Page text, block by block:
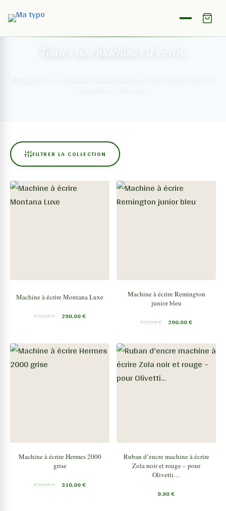
Toutes nos machines
FILTRER LA COLLECTION
Machine à écrire Montana Luxe
350,00€ 290,00€
Machine à écrire Remington
junior bleu
350,00€ 290,00€
Machine à écrire Hermes 2000
grise
450,00€ 350,00€
Ruban d’encre machine à écrire
Zola noir et rouge – pour
Olivetti…
9,90€